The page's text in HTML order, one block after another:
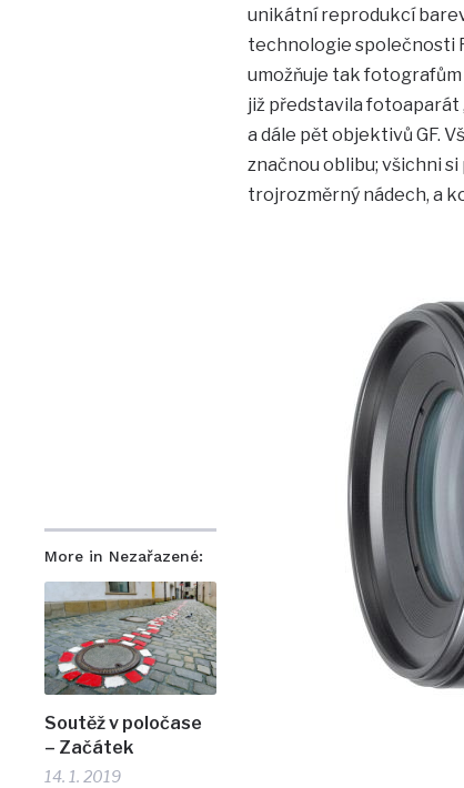
More in Nezařazené:
Soutěž v poločase
– Začátek
14. 1. 2019
unikátní reprodukcí
technologie společnosti
umožňuje tak
již představila fotoaparát
a dále pět objektivů GF.
značnou oblibu; všichni
trojrozměrný nádech, a